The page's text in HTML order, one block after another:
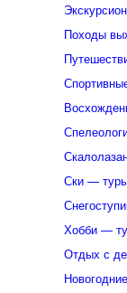
Походы
Ски —
Хобби —
Отдых с